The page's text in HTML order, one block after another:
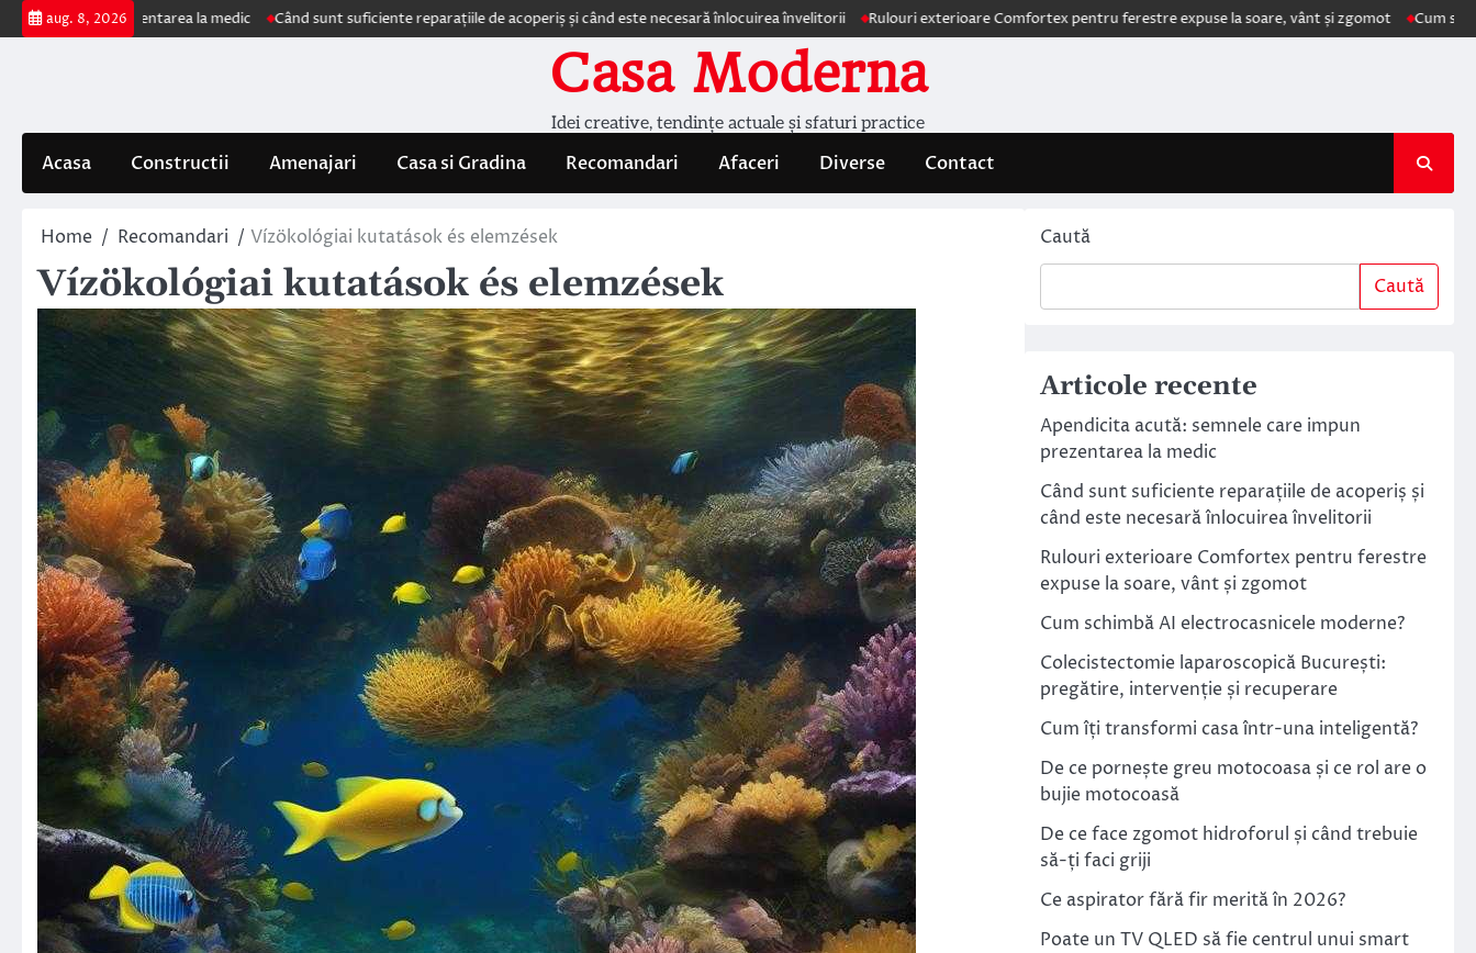
Skip
to
aug. 8, 2026
prezentarea la medic Când sunt suficiente reparațiile de acoperiș și când este necesară înlocuirea învelitorii Rulouri exterioare Comfortex pentru ferestre expuse la soare, vânt și zgomot Cum schimbă AI
Casa Moderna
Idei creative, tendințe actuale și sfaturi practice
Acasa Constructii Amenajari Casa si Gradina Recomandari Afaceri Diverse Contact
Home Recomandari Vízökológiai kutatások és elemzések
Vízökológiai kutatások és elemzések
Caută
Caută
Articole recente
Apendicita acută: semnele care impun
prezentarea la medic
Când sunt suficiente reparațiile de acoperiș și
când este necesară înlocuirea învelitorii
Rulouri exterioare Comfortex pentru ferestre
expuse la soare, vânt și zgomot
Cum schimbă AI electrocasnicele moderne?
Colecistectomie laparoscopică București:
pregătire, intervenție și recuperare
Cum îți transformi casa într-una inteligentă?
De ce pornește greu motocoasa și ce rol are o
bujie motocoasă
De ce face zgomot hidroforul și când trebuie
să-ți faci griji
Ce aspirator fără fir merită în 2026?
Poate un TV QLED să fie centrul unui smart